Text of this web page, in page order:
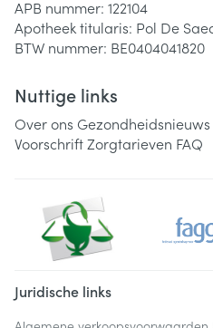
APB nummer: 122104
Apotheek titularis: Pol De
BTW nummer: BE0404041820
Nuttige links
Over ons Gezondheidsnieuws
VoorschriftZorgtarieven FAQ
Juridische links